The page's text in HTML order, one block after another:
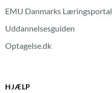
EMU Danmarks Læringsportal
Uddannelsesguiden
Optagelse.dk
HJÆLP